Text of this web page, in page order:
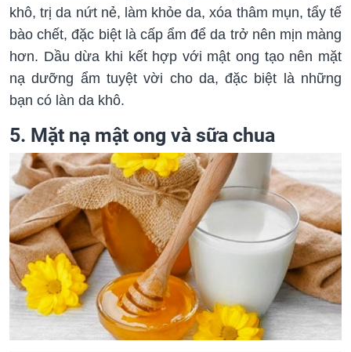
khô, trị da nứt nẻ, làm khỏe da, xóa thâm mụn, tẩy tế
bào chết, đặc biệt là cấp ẩm để da trở nên mịn màng
hơn. Dầu dừa khi kết hợp với mật ong tạo nên mặt
nạ dưỡng ẩm tuyệt vời cho da, đặc biệt là những
bạn có làn da khô.
5. Mặt nạ mật ong và sữa chua